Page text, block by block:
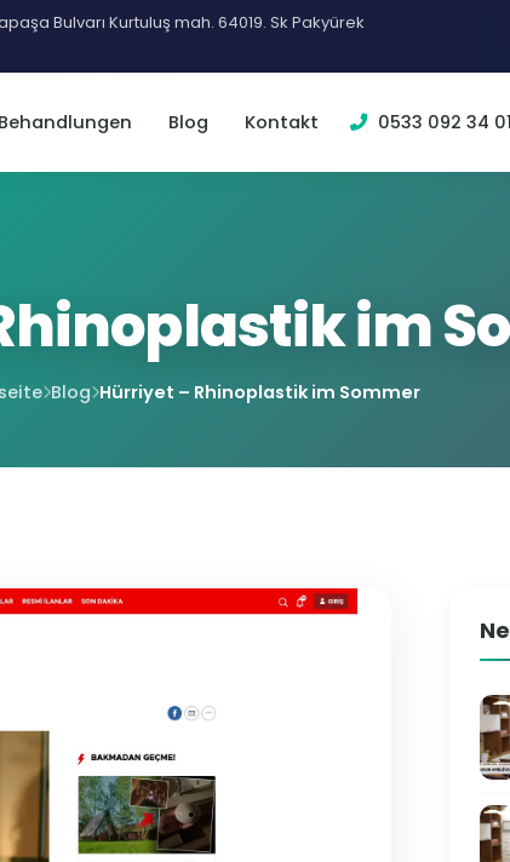
Bulvarı Kurtuluş mah. 64019. Sk Pakyürek
Behandlungen Blog Kontakt 0533 092 34 01
im
Blog Hürriyet – Rhinoplastik im Sommer